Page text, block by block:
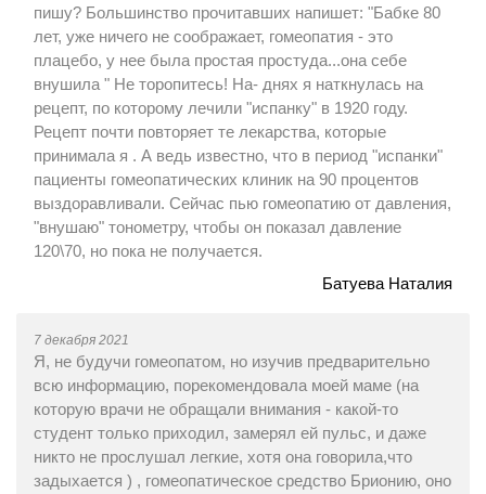
пишу? Большинство прочитавших напишет: "Бабке 80
лет, уже ничего не соображает, гомеопатия - это
плацебо, у нее была простая простуда...она себе
внушила " Не торопитесь! На- днях я наткнулась на
рецепт, по которому лечили "испанку" в 1920 году.
Рецепт почти повторяет те лекарства, которые
принимала я . А ведь известно, что в период "испанки"
пациенты гомеопатических клиник на 90 процентов
выздоравливали. Сейчас пью гомеопатию от давления,
"внушаю" тонометру, чтобы он показал давление
120\70, но пока не получается.
Батуева Наталия
7 декабря 2021
Я, не будучи гомеопатом, но изучив предварительно
всю информацию, порекомендовала моей маме (на
которую врачи не обращали внимания - какой-то
студент только приходил, замерял ей пульс, и даже
никто не прослушал легкие, хотя она говорила,что
задыхается ) , гомеопатическое средство Брионию, оно